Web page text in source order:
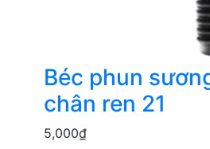
Béc phun
chân ren 21
5,000₫